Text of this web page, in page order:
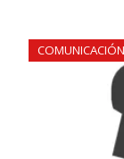
COMUNICACIÓN